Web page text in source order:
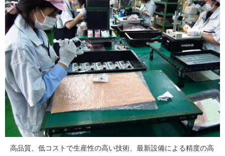
高品質、低コストで生産性の高い技術、最新設備による精度の高